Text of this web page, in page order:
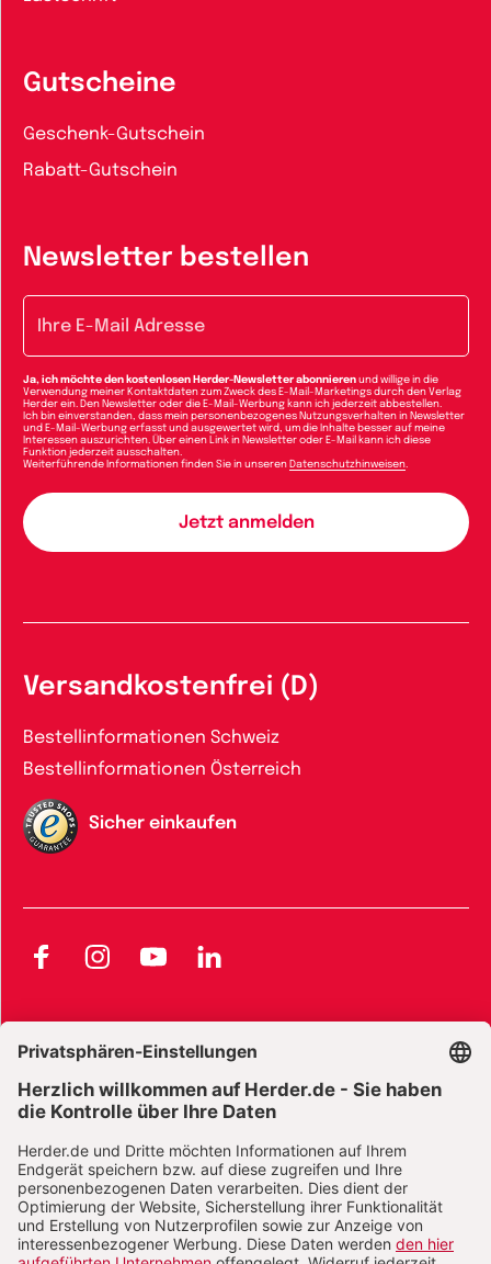
Gutscheine
Geschenk-Gutschein
Rabatt-Gutschein
Newsletter bestellen
Ja, ich möchte den kostenlosen Herder-Newsletter abonnieren und willige in die
Verwendung meiner Kontaktdaten zum Zweck des E-Mail-Marketings durch den Verlag
Herder ein. Den Newsletter oder die E-Mail-Werbung kann ich jederzeit abbestellen.
Ich bin einverstanden, dass mein personenbezogenes Nutzungsverhalten in Newsletter
und E-Mail-Werbung erfasst und ausgewertet wird, um die Inhalte besser auf meine
Interessen auszurichten. Über einen Link in Newsletter oder E-Mail kann ich diese
Funktion jederzeit ausschalten.
Weiterführende Informationen finden Sie in unseren Datenschutzhinweisen.
Versandkostenfrei (D)
Bestellinformationen Schweiz
Bestellinformationen Österreich
Sicher einkaufen
FacebookInstagramYouTubeLinkedIn
Widerrufsbelehrung E-Books
Widerrufsbelehrung Zeitschriften Datenschutz
Datenschutz Social Media Barrierefreiheit
Vertrag widerrufen